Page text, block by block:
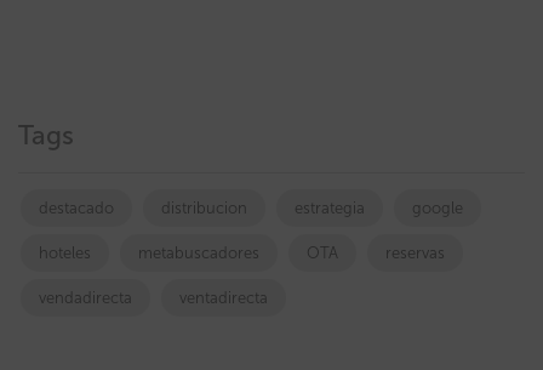
Tags
destacado distribucion estrategia google
hoteles metabuscadores OTA reservas
vendadirecta ventadirecta